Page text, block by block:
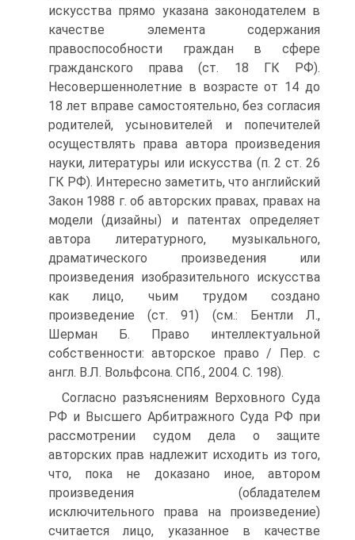
искусства прямо указана законодателем в
качестве элемента содержания
правоспособности граждан в сфере
гражданского права (ст. 18 ГК РФ).
Несовершеннолетние в возрасте от 14 до
18 лет вправе самостоятельно, без согласия
родителей, усыновителей и попечителей
осуществлять права автора произведения
науки, литературы или искусства (п. 2 ст. 26
ГК РФ). Интересно заметить, что английский
Закон 1988 г. об авторских правах, правах на
модели (дизайны) и патентах определяет
автора литературного, музыкального,
драматического произведения или
произведения изобразительного искусства
как лицо, чьим трудом создано
произведение (ст. 91) (см.: Бентли Л.,
Шерман Б. Право интеллектуальной
собственности: авторское право / Пер. с
англ. В.Л. Вольфсона. СПб., 2004. С. 198).
Согласно разъяснениям Верховного Суда
РФ и Высшего Арбитражного Суда РФ при
рассмотрении судом дела о защите
авторских прав надлежит исходить из того,
что, пока не доказано иное, автором
произведения (обладателем
исключительного права на произведение)
считается лицо, указанное в качестве